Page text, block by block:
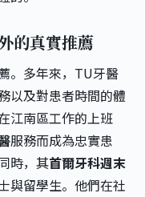
的真實推薦
。多年來，TU牙醫
以及對患者時間的體
江南區工作的上班
服務而成為忠實患
時，其首爾牙科週末
與留學生。他們在社